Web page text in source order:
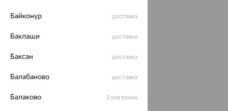
ул. Зегеля, 27/2
Другие города
Заказать звонок
Байконур доставка
Баклаши доставка
Баксан доставка
Балабаново доставка
Балаково 2 магазина